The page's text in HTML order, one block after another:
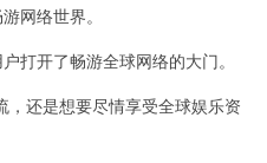
网络世界。
开了畅游全球网络的大门。
还是想要尽情享受全球娱乐资